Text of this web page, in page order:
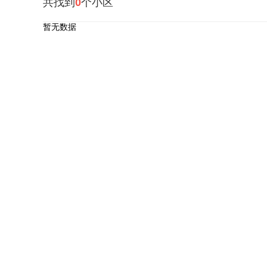
共找到 0个小区
暂无数据